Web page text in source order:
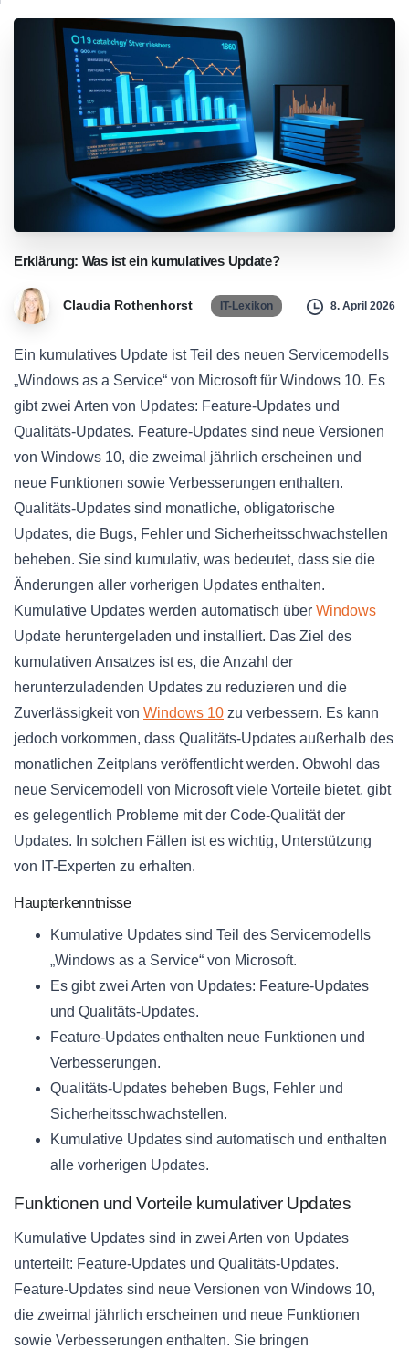
Erklärung: Was ist ein kumulatives Update?
Claudia Rothenhorst IT-Lexikon 8. April 2026
Ein kumulatives Update ist Teil des neuen Servicemodells
„Windows as a Service“ von Microsoft für Windows 10. Es
gibt zwei Arten von Updates: Feature-Updates und
Qualitäts-Updates. Feature-Updates sind neue Versionen
von Windows 10, die zweimal jährlich erscheinen und
neue Funktionen sowie Verbesserungen enthalten.
Qualitäts-Updates sind monatliche, obligatorische
Updates, die Bugs, Fehler und Sicherheitsschwachstellen
beheben. Sie sind kumulativ, was bedeutet, dass sie die
Änderungen aller vorherigen Updates enthalten.
Kumulative Updates werden automatisch über Windows
Update heruntergeladen und installiert. Das Ziel des
kumulativen Ansatzes ist es, die Anzahl der
herunterzuladenden Updates zu reduzieren und die
Zuverlässigkeit von Windows 10 zu verbessern. Es kann
jedoch vorkommen, dass Qualitäts-Updates außerhalb des
monatlichen Zeitplans veröffentlicht werden. Obwohl das
neue Servicemodell von Microsoft viele Vorteile bietet, gibt
es gelegentlich Probleme mit der Code-Qualität der
Updates. In solchen Fällen ist es wichtig, Unterstützung
von IT-Experten zu erhalten.
Haupterkenntnisse
Kumulative Updates sind Teil des Servicemodells
„Windows as a Service“ von Microsoft.
Es gibt zwei Arten von Updates: Feature-Updates
und Qualitäts-Updates.
Feature-Updates enthalten neue Funktionen und
Verbesserungen.
Qualitäts-Updates beheben Bugs, Fehler und
Sicherheitsschwachstellen.
Kumulative Updates sind automatisch und enthalten
alle vorherigen Updates.
Funktionen und Vorteile kumulativer Updates
Kumulative Updates sind in zwei Arten von Updates
unterteilt: Feature-Updates und Qualitäts-Updates.
Feature-Updates sind neue Versionen von Windows 10,
die zweimal jährlich erscheinen und neue Funktionen
sowie Verbesserungen enthalten. Sie bringen